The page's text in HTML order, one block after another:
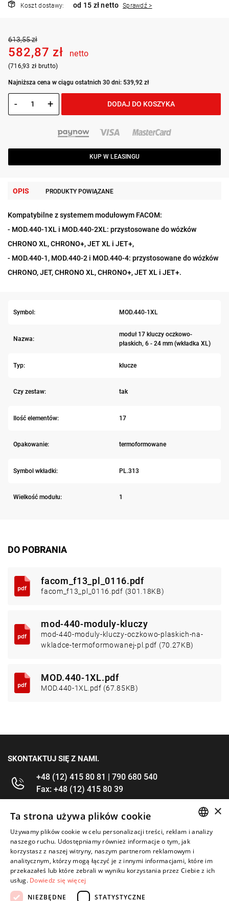
Koszt dostawy: od 15 zł netto Sprawdź >
613,55 zł
582,87 zł netto
(716,93 zł brutto)
Najniższa cena w ciągu ostatnich 30 dni: 539,92 zł
- + DODAJ DO KOSZYKA
KUP W LEASINGU
OPIS PRODUKTY POWIĄZANE
Kompatybilne z systemem modułowym FACOM:
- MOD.440-1XL i MOD.440-2XL: przystosowane do wózków
CHRONO XL, CHRONO+, JET XL i JET+,
- MOD.440-1, MOD.440-2 i MOD.440-4: przystosowane do wózków
CHRONO, JET, CHRONO XL, CHRONO+, JET XL i JET+.
Symbol: MOD.440-1XL
Nazwa:
moduł 17 kluczy oczkowo-
płaskich, 6 - 24 mm (wkładka XL)
Typ: klucze
Czy zestaw: tak
Ilość elementów: 17
Opakowanie: termoformowane
Symbol wkładki: PL.313
Wielkość modułu: 1
DO POBRANIA
facom_f13_pl_0116.pdf
facom_f13_pl_0116.pdf (301.18KB)
mod-440-moduly-kluczy
mod-440-moduly-kluczy-oczkowo-plaskich-na-
wkladce-termoformowanej-pl.pdf (70.27KB)
MOD.440-1XL.pdf
MOD.440-1XL.pdf (67.85KB)
SKONTAKTUJ SIĘ Z NAMI.
+48 (12) 415 80 81 | 790 680 540
Fax: +48 (12) 415 80 39
kontakt@im-narzedzia.pl
INFORMACJE
OFERTA
MOJE KONTO
ENGLISH
×
Ta strona używa plików cookie
Używamy plików cookie w celu personalizacji treści, reklam i analizy
naszego ruchu. Udostępniamy również informacje o tym, jak
korzystasz z naszej witryny, naszym partnerom reklamowym i
analitycznym, którzy mogą łączyć je z innymi informacjami, które im
przekazałeś lub które zebrali w wyniku korzystania przez Ciebie z ich
usług. Dowiedz się więcej
NIEZBĘDNE
STATYSTYCZNE